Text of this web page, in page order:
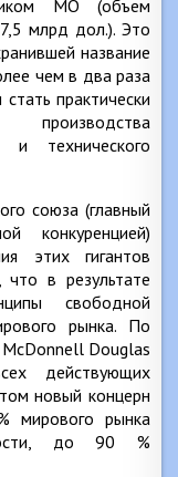
МО (объем
млрд дол.). Это
название
чем в два раза
практически
технического
союза (главный
конкуренцией)
этих гигантов
что в результате
свободной
рынка. По
McDonnell Douglas
действующих
новый концерн
мирового рынка
до 90 %